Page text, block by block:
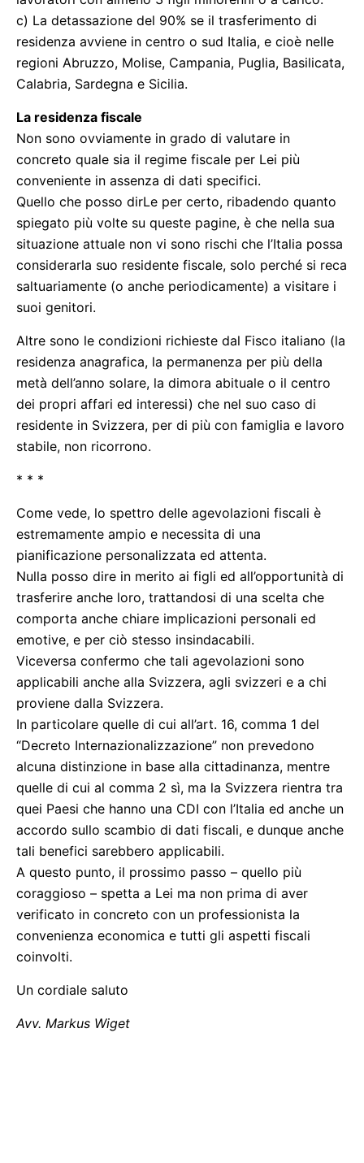
c) La detassazione del 90% se il trasferimento di
residenza avviene in centro o sud Italia, e cioè nelle
regioni Abruzzo, Molise, Campania, Puglia, Basilicata,
Calabria, Sardegna e Sicilia.
La residenza fiscale
Non sono ovviamente in grado di valutare in
concreto quale sia il regime fiscale per Lei più
conveniente in assenza di dati specifici.
Quello che posso dirLe per certo, ribadendo quanto
spiegato più volte su queste pagine, è che nella sua
situazione attuale non vi sono rischi che l’Italia possa
considerarla suo residente fiscale, solo perché si reca
saltuariamente (o anche periodicamente) a visitare i
suoi genitori.
Altre sono le condizioni richieste dal Fisco italiano (la
residenza anagrafica, la permanenza per più della
metà dell’anno solare, la dimora abituale o il centro
dei propri affari ed interessi) che nel suo caso di
residente in Svizzera, per di più con famiglia e lavoro
stabile, non ricorrono.
* * *
Come vede, lo spettro delle agevolazioni fiscali è
estremamente ampio e necessita di una
pianificazione personalizzata ed attenta.
Nulla posso dire in merito ai figli ed all’opportunità di
trasferire anche loro, trattandosi di una scelta che
comporta anche chiare implicazioni personali ed
emotive, e per ciò stesso insindacabili.
Viceversa confermo che tali agevolazioni sono
applicabili anche alla Svizzera, agli svizzeri e a chi
proviene dalla Svizzera.
In particolare quelle di cui all’art. 16, comma 1 del
“Decreto Internazionalizzazione” non prevedono
alcuna distinzione in base alla cittadinanza, mentre
quelle di cui al comma 2 sì, ma la Svizzera rientra tra
quei Paesi che hanno una CDI con l’Italia ed anche un
accordo sullo scambio di dati fiscali, e dunque anche
tali benefici sarebbero applicabili.
A questo punto, il prossimo passo – quello più
coraggioso – spetta a Lei ma non prima di aver
verificato in concreto con un professionista la
convenienza economica e tutti gli aspetti fiscali
coinvolti.
Un cordiale saluto
Avv. Markus Wiget